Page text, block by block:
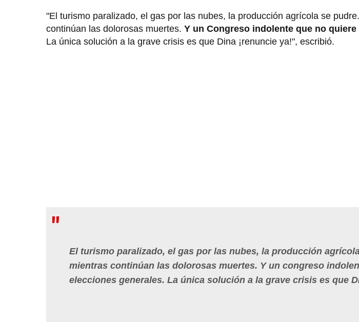
"El turismo paralizado, el gas por las nubes, la producción agrícola se
continúan las dolorosas muertes. Y un Congreso indolente que no
La única solución a la grave crisis es que Dina ¡renuncie ya!", escribió.
El turismo paralizado, el gas por las nubes, la producción
mientras continúan las dolorosas muertes. Y un congreso
elecciones generales. La única solución a la grave crisis es que